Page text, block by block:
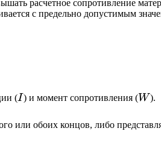
расчетное сопротивление
с предельно допустимым
(I
I) и момент сопротивления (W
W).
или обоих концов, либо